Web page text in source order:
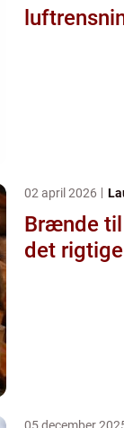
02 april 2026
Brænde
det